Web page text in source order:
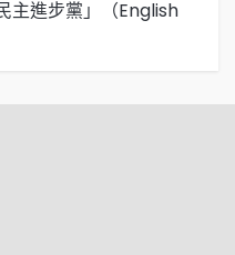
主進步黨」（English